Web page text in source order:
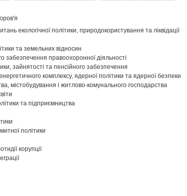
екологічної політики, природокористування та ліквідації
та земельних відносин
забезпечення правоохоронної діяльності
зайнятості та пенсійного забезпечення
комплексу, ядерної політики та ядерної безпеки
містобудування і житлово-комунального господарства
та підприємництва
політики
корупції